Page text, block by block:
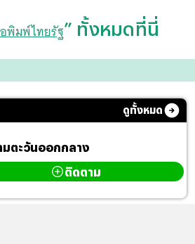
พิมพ์ไทยรัฐ” ทั้งหมดที่นี่
ดูทั้งหมด
มตะวันออกกลาง
ติดตาม